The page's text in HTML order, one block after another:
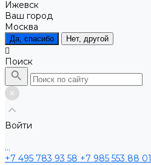
Ижевск
Ваш город
Москва
Да, спасибо Нет, другой
Поиск
Войти
...
+7 495 783 93 58 +7 985 553 88 01